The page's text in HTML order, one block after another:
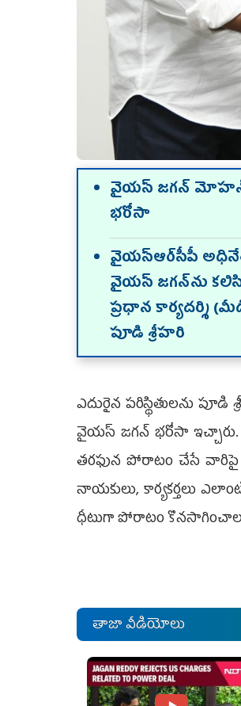
వైయ‌స్ జ‌గ‌న్ మోహ‌న్
భ‌రోసా
వైయ‌స్ఆర్‌సీపీ
వైయస్‌ జగన్‌ను
ప్రధాన కార్యదర్శి
పూడి శ్రీహరి
ఎదురైన పరిస్థితులను
వైయస్ జగన్ భరోసా ఇచ్చారు.
తరఫున పోరాటం చేసే వారిపై
నాయకులు, కార్యకర్తలు
ధీటుగా పోరాటం
తాజా వీడియోలు